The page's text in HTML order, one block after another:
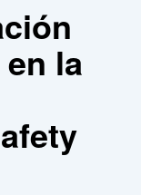
la